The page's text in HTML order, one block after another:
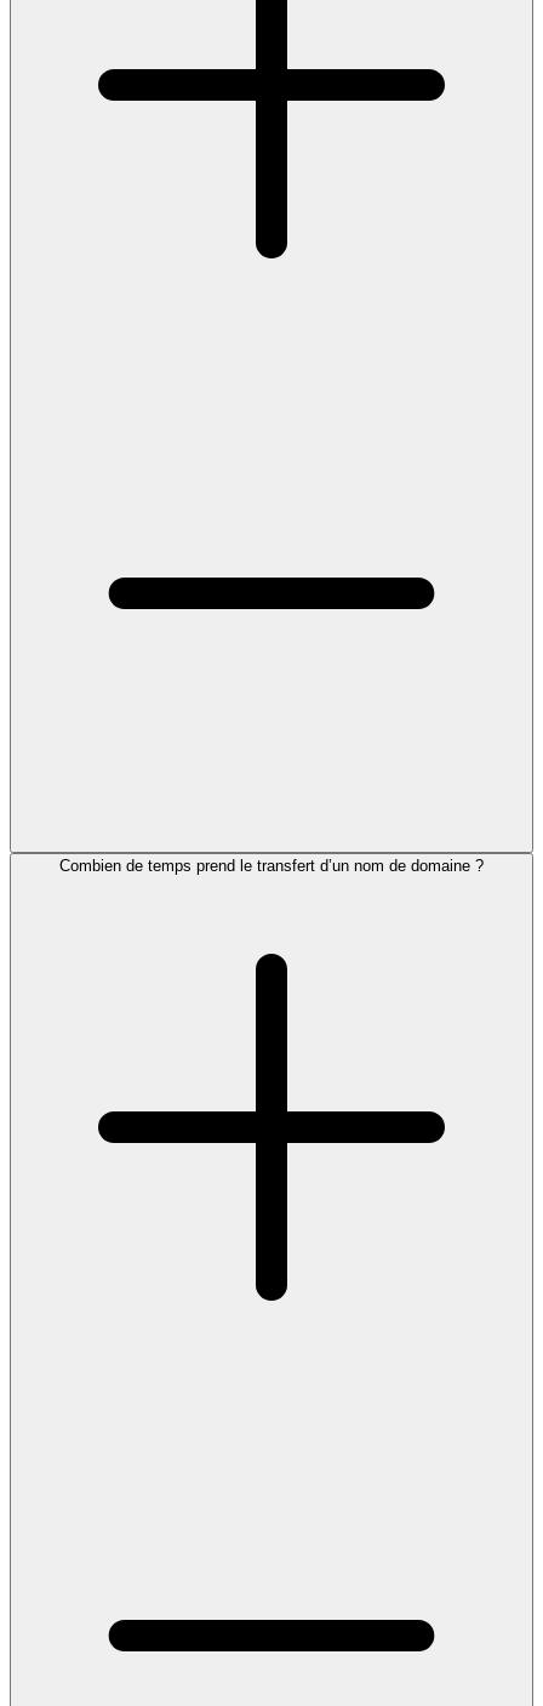
Combien de temps prend le transfert d’un nom de domaine ?